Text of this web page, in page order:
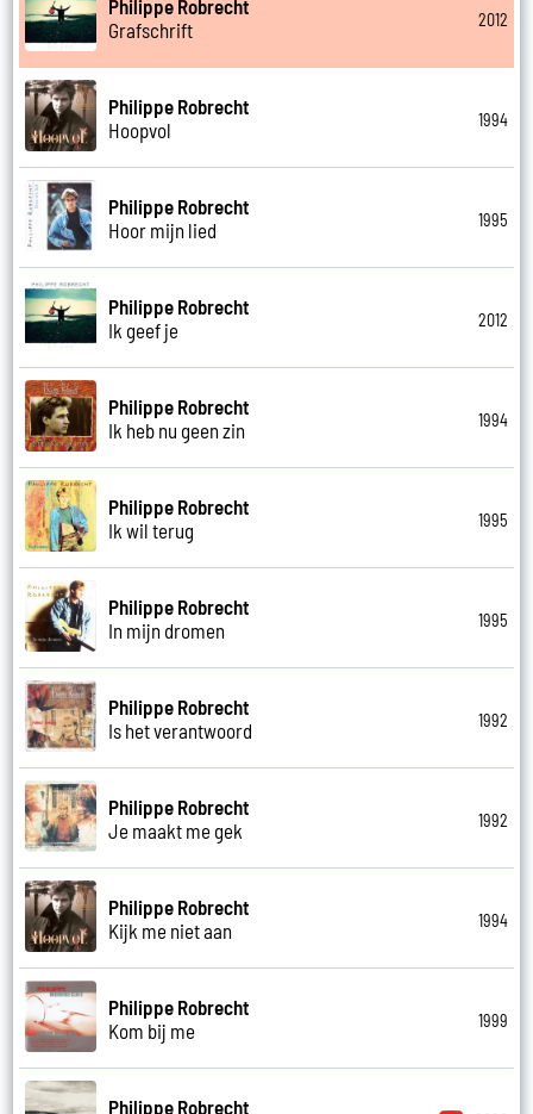
Philippe Robrecht
Grafschrift
2012
Philippe Robrecht
Hoopvol
1994
Philippe Robrecht
Hoor mijn lied
1995
Philippe Robrecht
Ik geef je
2012
Philippe Robrecht
Ik heb nu geen zin
1994
Philippe Robrecht
Ik wil terug
1995
Philippe Robrecht
In mijn dromen
1995
Philippe Robrecht
Is het verantwoord
1992
Philippe Robrecht
Je maakt me gek
1992
Philippe Robrecht
Kijk me niet aan
1994
Philippe Robrecht
Kom bij me
1999
Philippe Robrecht